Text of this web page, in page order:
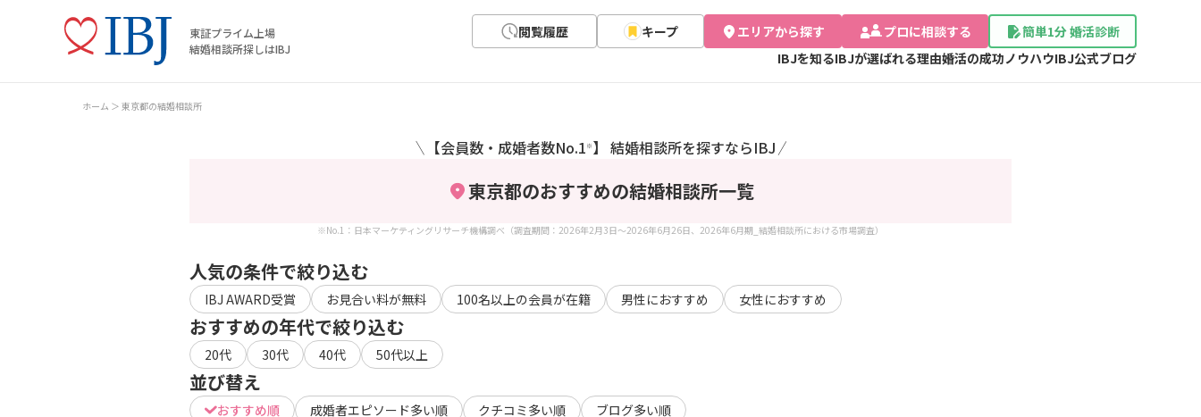
東証プライム上場
結婚相談所探しはIBJ
閲覧履歴 キープ エリアから探す プロに相談する
簡単1分 婚活診断
IBJを知るIBJが選ばれる理由婚活の成功ノウハウIBJ公式ブログ
ホーム 東京都の結婚相談所
＼ 【会員数・成婚者数No.1 ※ 】 結婚相談所を探すならIBJ／
東京都のおすすめの結婚相談所一覧
※No.1：日本マーケティングリサーチ機構調べ（調査期間：2026年2月3日～2026年6月26日、2026年6月期_結婚相談所における市場調査）
人気の条件で絞り込む
IBJ AWARD受賞 お見合い料が無料 100名以上の会員が在籍 男性におすすめ 女性におすすめ
おすすめの年代で絞り込む
20代 30代 40代 50代以上
並び替え
おすすめ順 成婚者エピソード多い順 クチコミ多い順 ブログ多い順